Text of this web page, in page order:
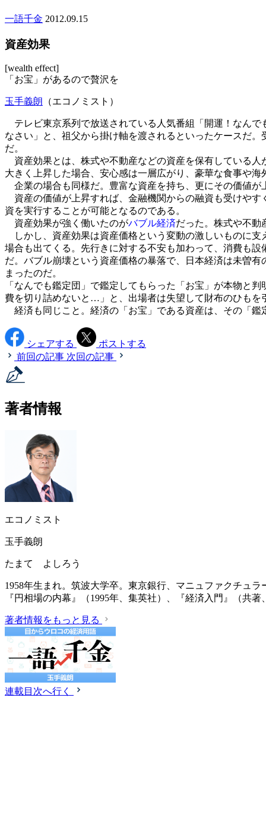
一語千金 2012.09.15
資産効果
[wealth effect]
「お宝」があるので贅沢を
玉手義朗 （エコノミスト）
テレビ東京系列で放送されている人気番組「開運！なんで
なさい」と、祖父から掛け軸を渡されるといったケースだ
だ。
資産効果とは、株式や不動産などの資産を保有している人
大きく上昇した場合、安心感は一層広がり、豪華な食事や
企業の場合も同様だ。豊富な資産を持ち、更にその価値が
資産の価値が上昇すれば、金融機関からの融資も受けやす
資を実行することが可能となるのである。
資産効果が強く働いたのがバブル経済だった。株式や不動
しかし、資産効果は資産価格という変動の激しいものに支
場合も出てくる。先行きに対する不安も加わって、消費も
だ。バブル崩壊という資産価格の暴落で、日本経済は未曽
まったのだ。
「なんでも鑑定団」で鑑定してもらった「お宝」が本物と
費を切り詰めないと…」と、出場者は失望して財布のひもを
経済も同じこと。経済の「お宝」である資産は、その「
シェアする
ポストする
前回の記事 次回の記事
著者情報
エコノミスト
玉手義朗
たまて よしろう
1958年生まれ。筑波大学卒。東京銀行、マニュファクチュ
『円相場の内幕』（1995年、集英社）、『経済入門』（共
著者情報をもっと見る
連載目次へ行く